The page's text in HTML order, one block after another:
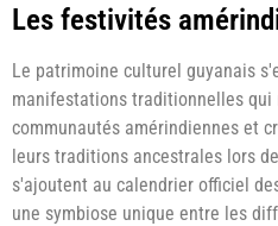
Les festivités
Le patrimoine culturel guyanais
manifestations traditionnelles qui
communautés amérindiennes et
leurs traditions ancestrales lors
s'ajoutent au calendrier officiel
une symbiose unique entre les